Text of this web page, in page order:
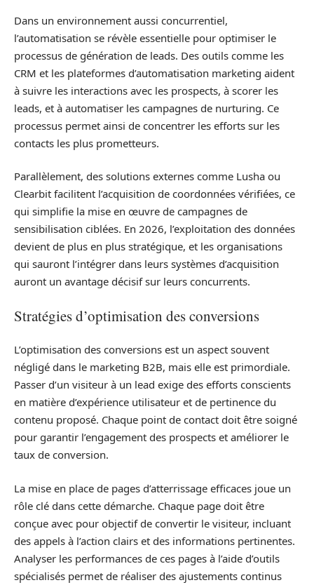
Dans un environnement aussi concurrentiel,
l’automatisation se révèle essentielle pour optimiser le
processus de génération de leads. Des outils comme les
CRM et les plateformes d’automatisation marketing aident
à suivre les interactions avec les prospects, à scorer les
leads, et à automatiser les campagnes de nurturing. Ce
processus permet ainsi de concentrer les efforts sur les
contacts les plus prometteurs.
Parallèlement, des solutions externes comme Lusha ou
Clearbit facilitent l’acquisition de coordonnées vérifiées, ce
qui simplifie la mise en œuvre de campagnes de
sensibilisation ciblées. En 2026, l’exploitation des données
devient de plus en plus stratégique, et les organisations
qui sauront l’intégrer dans leurs systèmes d’acquisition
auront un avantage décisif sur leurs concurrents.
Stratégies d’optimisation des conversions
L’optimisation des conversions est un aspect souvent
négligé dans le marketing B2B, mais elle est primordiale.
Passer d’un visiteur à un lead exige des efforts conscients
en matière d’expérience utilisateur et de pertinence du
contenu proposé. Chaque point de contact doit être soigné
pour garantir l’engagement des prospects et améliorer le
taux de conversion.
La mise en place de pages d’atterrissage efficaces joue un
rôle clé dans cette démarche. Chaque page doit être
conçue avec pour objectif de convertir le visiteur, incluant
des appels à l’action clairs et des informations pertinentes.
Analyser les performances de ces pages à l’aide d’outils
spécialisés permet de réaliser des ajustements continus